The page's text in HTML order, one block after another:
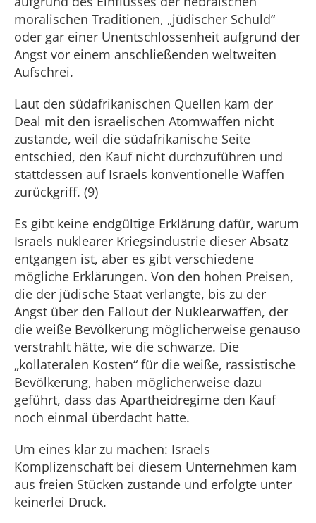
moralischen Traditionen, „jüdischer Schuld“
oder gar einer Unentschlossenheit aufgrund der
Angst vor einem anschließenden weltweiten
Aufschrei.
Laut den südafrikanischen Quellen kam der
Deal mit den israelischen Atomwaffen nicht
zustande, weil die südafrikanische Seite
entschied, den Kauf nicht durchzuführen und
stattdessen auf Israels konventionelle Waffen
zurückgriff. (9)
Es gibt keine endgültige Erklärung dafür, warum
Israels nuklearer Kriegsindustrie dieser Absatz
entgangen ist, aber es gibt verschiedene
mögliche Erklärungen. Von den hohen Preisen,
die der jüdische Staat verlangte, bis zu der
Angst über den Fallout der Nuklearwaffen, der
die weiße Bevölkerung möglicherweise genauso
verstrahlt hätte, wie die schwarze. Die
„kollateralen Kosten“ für die weiße, rassistische
Bevölkerung, haben möglicherweise dazu
geführt, dass das Apartheidregime den Kauf
noch einmal überdacht hatte.
Um eines klar zu machen: Israels
Komplizenschaft bei diesem Unternehmen kam
aus freien Stücken zustande und erfolgte unter
keinerlei Druck.